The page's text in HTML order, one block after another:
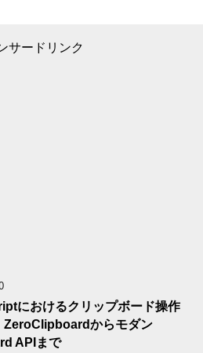
サードリンク
におけるクリップボード操作
ZeroClipboardからモダン
APIまで